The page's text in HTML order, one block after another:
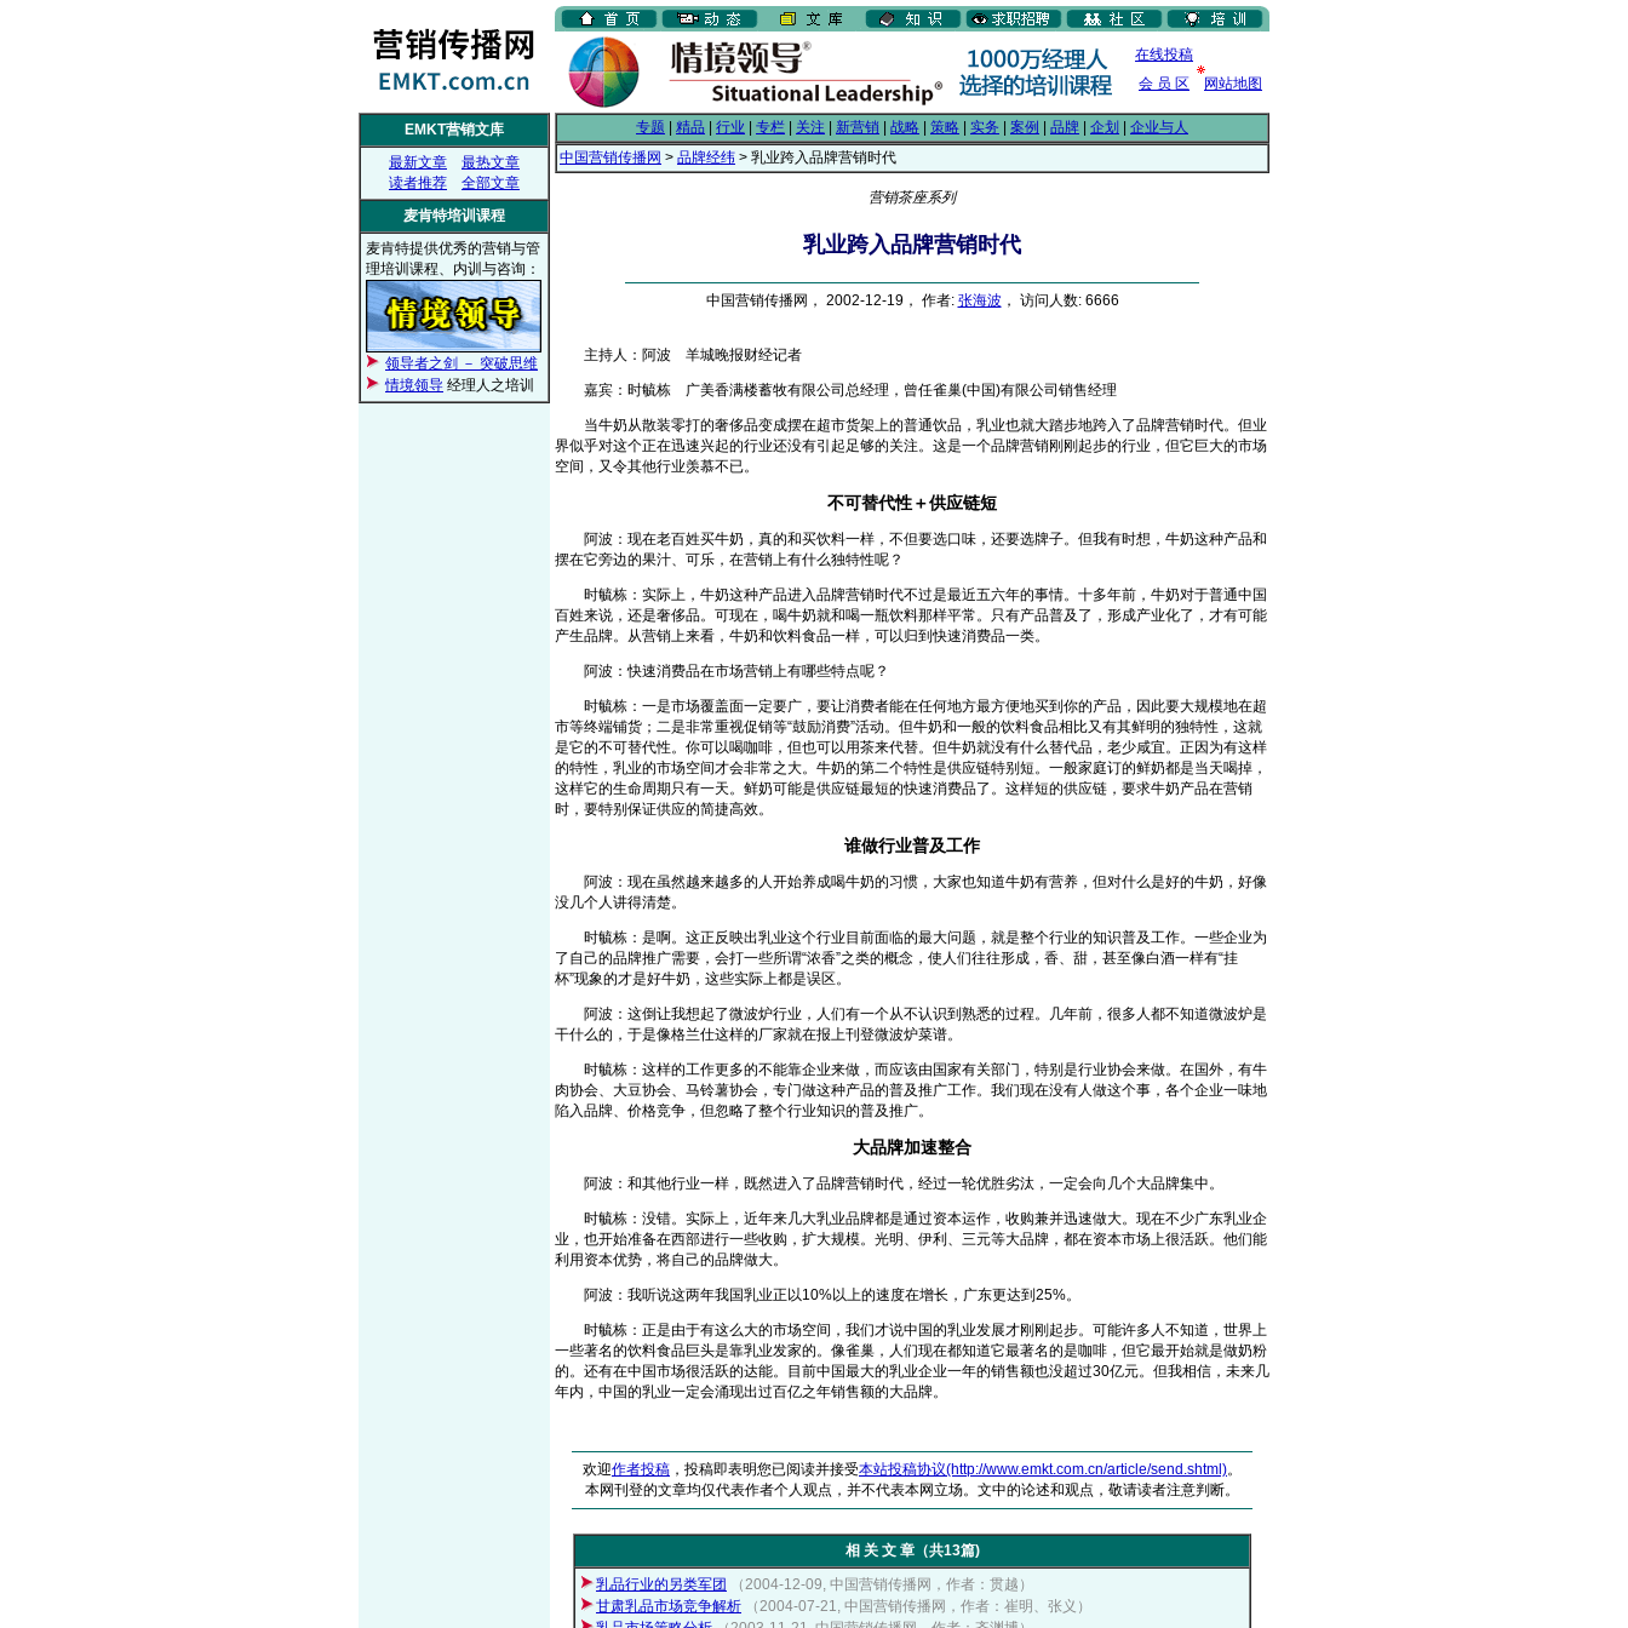
在线投稿
会 员 区
网站地图
EMKT营销文库
最新文章
最热文章
读者推荐
全部文章
麦肯特培训课程
麦肯特提供优秀的营销与管
理培训课程、内训与咨询：
领导者之剑 － 突破思维
情境领导 经理人之培训
专题 精品 行业 专栏 关注 新营销 战略 策略 实务 案例 品牌 企划
企业与人
中国营销传播网 > 品牌经纬 > 乳业跨入品牌营销时代
营销茶座系列
乳业跨入品牌营销时代
中国营销传播网， 2002-12-19， 作者: 张海波 ， 访问人数: 6666
主持人：阿波 羊城晚报财经记者
嘉宾：时毓栋 广美香满楼蓄牧有限公司总经理，曾任雀巢(中国)有限公司销售经理
当牛奶从散装零打的奢侈品变成摆在超市货架上的普通饮品，乳业也就大踏步地跨入了品牌营销时代。但业
界似乎对这个正在迅速兴起的行业还没有引起足够的关注。这是一个品牌营销刚刚起步的行业，但它巨大的市场
空间，又令其他行业羡慕不已。
不可替代性＋供应链短
阿波：现在老百姓买牛奶，真的和买饮料一样，不但要选口味，还要选牌子。但我有时想，牛奶这种产品和
摆在它旁边的果汁、可乐，在营销上有什么独特性呢？
时毓栋：实际上，牛奶这种产品进入品牌营销时代不过是最近五六年的事情。十多年前，牛奶对于普通中国
百姓来说，还是奢侈品。可现在，喝牛奶就和喝一瓶饮料那样平常。只有产品普及了，形成产业化了，才有可能
产生品牌。从营销上来看，牛奶和饮料食品一样，可以归到快速消费品一类。
阿波：快速消费品在市场营销上有哪些特点呢？
时毓栋：一是市场覆盖面一定要广，要让消费者能在任何地方最方便地买到你的产品，因此要大规模地在超
市等终端铺货；二是非常重视促销等“鼓励消费”活动。但牛奶和一般的饮料食品相比又有其鲜明的独特性，这就
是它的不可替代性。你可以喝咖啡，但也可以用茶来代替。但牛奶就没有什么替代品，老少咸宜。正因为有这样
的特性，乳业的市场空间才会非常之大。牛奶的第二个特性是供应链特别短。一般家庭订的鲜奶都是当天喝掉，
这样它的生命周期只有一天。鲜奶可能是供应链最短的快速消费品了。这样短的供应链，要求牛奶产品在营销
时，要特别保证供应的简捷高效。
谁做行业普及工作
阿波：现在虽然越来越多的人开始养成喝牛奶的习惯，大家也知道牛奶有营养，但对什么是好的牛奶，好像
没几个人讲得清楚。
时毓栋：是啊。这正反映出乳业这个行业目前面临的最大问题，就是整个行业的知识普及工作。一些企业为
了自己的品牌推广需要，会打一些所谓“浓香”之类的概念，使人们往往形成，香、甜，甚至像白酒一样有“挂
杯”现象的才是好牛奶，这些实际上都是误区。
阿波：这倒让我想起了微波炉行业，人们有一个从不认识到熟悉的过程。几年前，很多人都不知道微波炉是
干什么的，于是像格兰仕这样的厂家就在报上刊登微波炉菜谱。
时毓栋：这样的工作更多的不能靠企业来做，而应该由国家有关部门，特别是行业协会来做。在国外，有牛
肉协会、大豆协会、马铃薯协会，专门做这种产品的普及推广工作。我们现在没有人做这个事，各个企业一味地
陷入品牌、价格竞争，但忽略了整个行业知识的普及推广。
大品牌加速整合
阿波：和其他行业一样，既然进入了品牌营销时代，经过一轮优胜劣汰，一定会向几个大品牌集中。
时毓栋：没错。实际上，近年来几大乳业品牌都是通过资本运作，收购兼并迅速做大。现在不少广东乳业企
业，也开始准备在西部进行一些收购，扩大规模。光明、伊利、三元等大品牌，都在资本市场上很活跃。他们能
利用资本优势，将自己的品牌做大。
阿波：我听说这两年我国乳业正以10%以上的速度在增长，广东更达到25%。
时毓栋：正是由于有这么大的市场空间，我们才说中国的乳业发展才刚刚起步。可能许多人不知道，世界上
一些著名的饮料食品巨头是靠乳业发家的。像雀巢，人们现在都知道它最著名的是咖啡，但它最开始就是做奶粉
的。还有在中国市场很活跃的达能。目前中国最大的乳业企业一年的销售额也没超过30亿元。但我相信，未来几
年内，中国的乳业一定会涌现出过百亿之年销售额的大品牌。
欢迎作者投稿 ，投稿即表明您已阅读并接受本站投稿协议(http://www.emkt.com.cn/article/send.shtml)。
本网刊登的文章均仅代表作者个人观点，并不代表本网立场。文中的论述和观点，敬请读者注意判断。
相 关 文 章（共13篇)
乳品行业的另类军团
（2004-12-09, 中国营销传播网，作者：贯越）
甘肃乳品市场竞争解析
（2004-07-21, 中国营销传播网，作者：崔明、张义）